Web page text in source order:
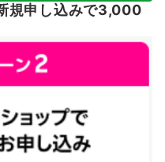
規申し込みで3,000